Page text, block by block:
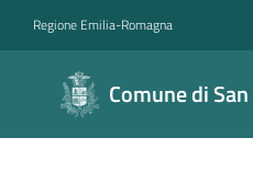
Regione Emilia-Romagna
Comune di
Comune di
San
Possidonio